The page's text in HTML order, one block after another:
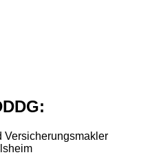
Versicherungsmakler